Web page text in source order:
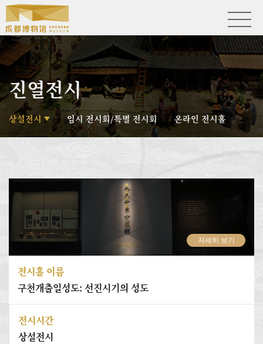
진열전시
상설전시 임시 전시회/특별 전시회 온라인 전시홀
자세히 보기
전시홀 이름
구천개출일성도: 선진시기의 성도
전시시간
상설전시